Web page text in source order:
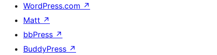
WordPress.com ↗
Matt ↗
bbPress ↗
BuddyPress ↗